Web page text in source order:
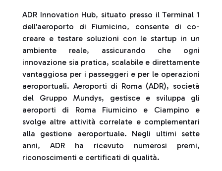
ADR Innovation Hub, situato presso il Terminal 1
dell'aeroporto di Fiumicino, consente di co-
creare e testare soluzioni con le startup in un
ambiente reale, assicurando che ogni
innovazione sia pratica, scalabile e direttamente
vantaggiosa per i passeggeri e per le operazioni
aeroportuali. Aeroporti di Roma (ADR), società
del Gruppo Mundys, gestisce e sviluppa gli
aeroporti di Roma Fiumicino e Ciampino e
svolge altre attività correlate e complementari
alla gestione aeroportuale. Negli ultimi sette
anni, ADR ha ricevuto numerosi premi,
riconoscimenti e certificati di qualità.